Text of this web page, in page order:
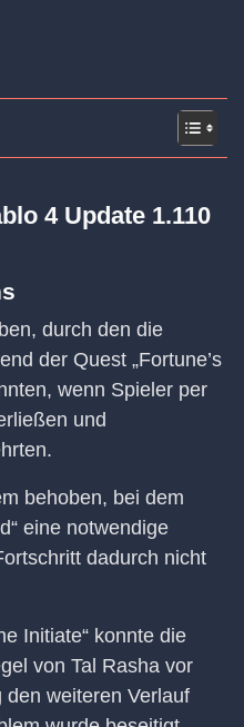
4 Update 1.110
durch den die
der Quest „Fortune’s
wenn Spieler per
und
behoben, bei dem
eine notwendige
dadurch nicht
Initiate“ konnte die
von Tal Rasha vor
weiteren Verlauf